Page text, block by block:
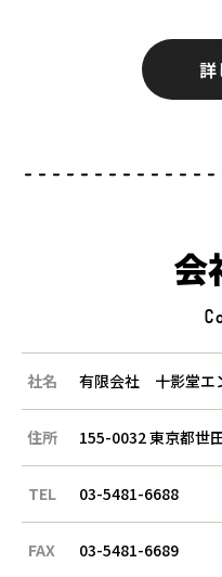
詳
会
社名 有限会社 十影堂エ
住所 155-0032 東京都世
TEL 03-5481-6688
FAX 03-5481-6689